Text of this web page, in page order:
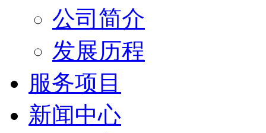
公司简介
发展历程
服务项目
新闻中心